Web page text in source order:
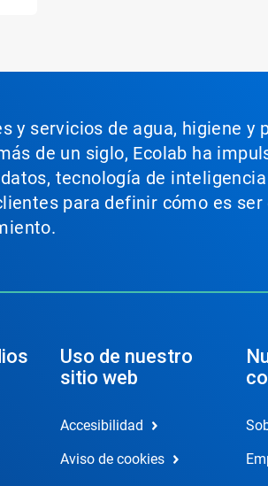
y servicios de agua, higiene
de un siglo, Ecolab ha
tecnología de
para definir cómo es
Uso de nuestro
sitio web
Accesibilidad
Aviso de cookies